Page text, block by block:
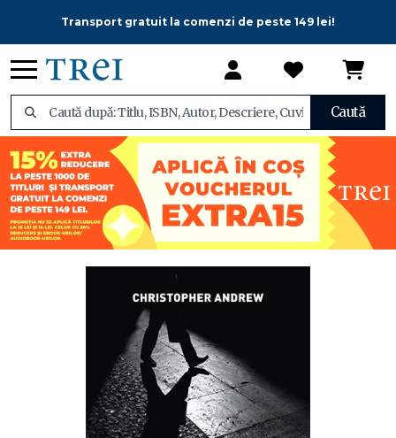
Transport gratuit la comenzi de peste 149 lei!
Caută